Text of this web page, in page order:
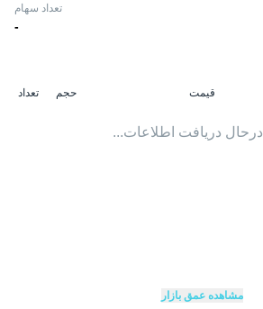
تعداد سهام
-
قیمت حجم تعداد
درحال دریافت اطلاعات...
مشاهده عمق بازار